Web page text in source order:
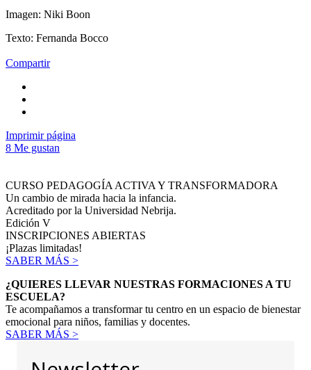
Imagen: Niki Boon
Texto: Fernanda Bocco
Compartir
Imprimir página
8 Me gustan
CURSO PEDAGOGÍA ACTIVA Y TRANSFORMADORA
Un cambio de mirada hacia la infancia.
Acreditado por la Universidad Nebrija.
Edición V
INSCRIPCIONES ABIERTAS
¡Plazas limitadas!
SABER MÁS >
¿QUIERES LLEVAR NUESTRAS FORMACIONES A TU
ESCUELA?
Te acompañamos a transformar tu centro en un espacio de bienestar
emocional para niños, familias y docentes.
SABER MÁS >